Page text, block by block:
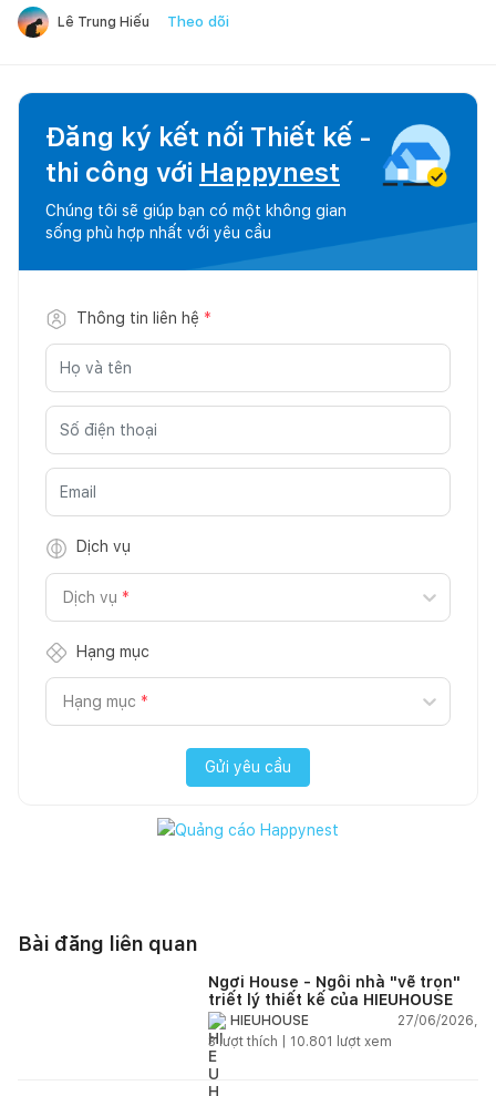
Lê Trung Hiếu Theo dõi
Đăng ký kết nối Thiết kế -
thi công với Happynest
Chúng tôi sẽ giúp bạn có một không gian
sống phù hợp nhất với yêu cầu
Thông tin liên hệ *
Dịch vụ
Dịch vụ *
Hạng mục
Hạng mục *
Gửi yêu cầu
Bài đăng liên quan
Ngơi House - Ngôi nhà "vẽ trọn"
triết lý thiết kế của HIEUHOUSE
HIEUHOUSE
27/06/2026,
3lượt thích | 10.801 lượt xem